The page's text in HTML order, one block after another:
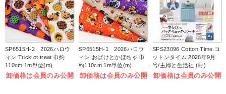
SP6515H-2 2026ハロウ
ィン Trick ot treat 巾約
110cm 1m単位(m)
卸価格は会員のみ公開
SP6515H-1 2026ハロウ
ィン おばけとかぼちゃ 巾
約110cm 1m単位(m)
卸価格は会員のみ公開
SFS23096 Cotton Time コ
ットンタイム 2026年9月
号/主婦と生活社 (冊)
卸価格は会員のみ公開